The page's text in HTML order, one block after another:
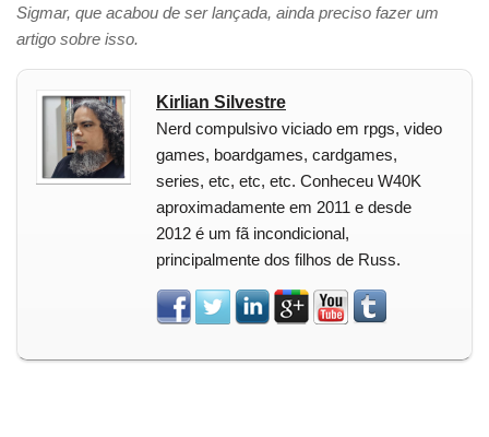
Sigmar, que acabou de ser lançada, ainda preciso fazer um
artigo sobre isso.
Kirlian Silvestre
Nerd compulsivo viciado em rpgs, video
games, boardgames, cardgames,
series, etc, etc, etc. Conheceu W40K
aproximadamente em 2011 e desde
2012 é um fã incondicional,
principalmente dos filhos de Russ.